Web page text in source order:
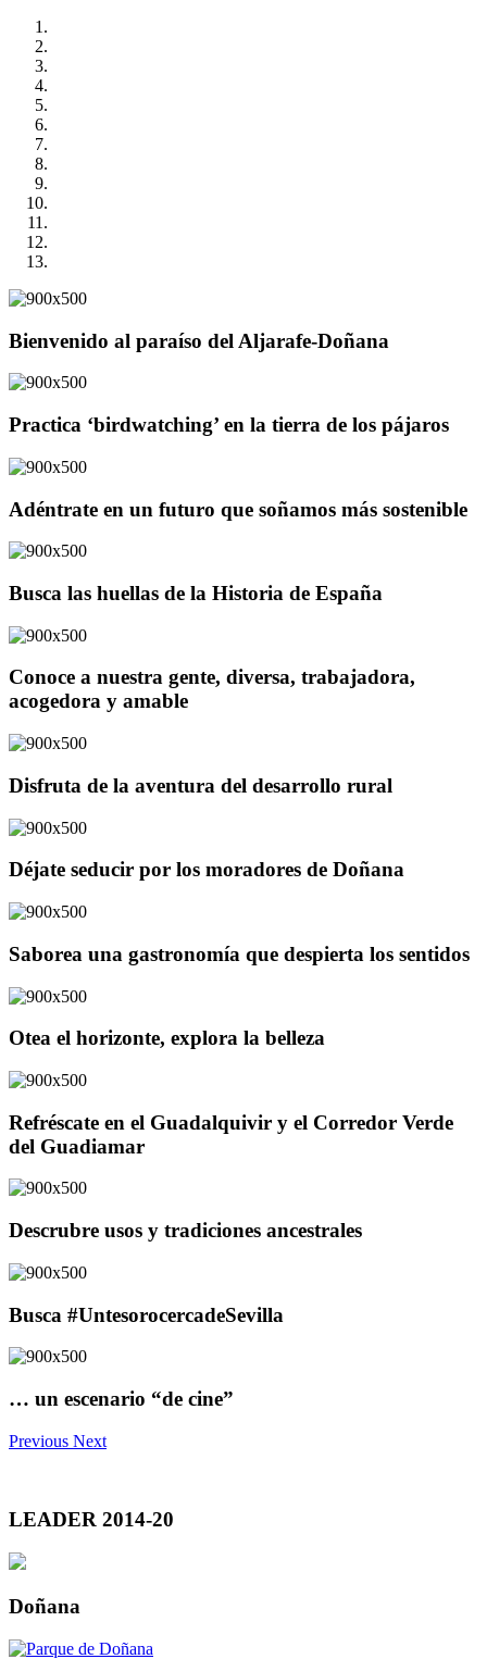
Bienvenido al paraíso del Aljarafe-Doñana
Practica ‘birdwatching’ en la tierra de los pájaros
Adéntrate en un futuro que soñamos más sostenible
Busca las huellas de la Historia de España
Conoce a nuestra gente, diversa, trabajadora,
acogedora y amable
Disfruta de la aventura del desarrollo rural
Déjate seducir por los moradores de Doñana
Saborea una gastronomía que despierta los sentidos
Otea el horizonte, explora la belleza
Refréscate en el Guadalquivir y el Corredor Verde
del Guadiamar
Descrubre usos y tradiciones ancestrales
Busca #UntesorocercadeSevilla
… un escenario “de cine”
Previous Next
LEADER 2014-20
Doñana